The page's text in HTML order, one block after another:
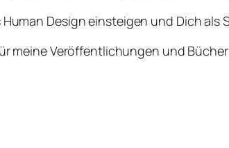
Design einsteigen und Dich
meine Veröffentlichungen und